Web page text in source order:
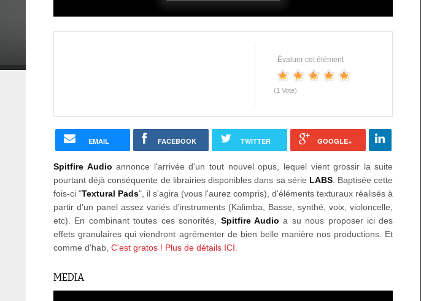
Évaluer cet élément
(1 Vote)
EMAIL FACEBOOK TWITTER GOOGLE+
Spitfire Audio annonce l'arrivée d'un tout nouvel opus, lequel vient grossir la suite
pourtant déjà conséquente de librairies disponibles dans sa série LABS . Baptisée cette
fois-ci "Textural Pads", il s'agira (vous l'aurez compris), d'éléments texturaux réalisés à
partir d'un panel assez variés d'instruments (Kalimba, Basse, synthé, voix, violoncelle,
etc). En combinant toutes ces sonorités, Spitfire Audio a su nous proposer ici des
effets granulaires qui viendront agrémenter de bien belle manière nos productions. Et
comme d'hab, C'est gratos ! Plus de détails ICI
MEDIA